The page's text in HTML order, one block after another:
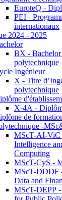
EuroteQ -
PEI -
internationaux
2024 - 2025
BX - Bachelor
polytechnique
Ingénieur
X - Titre
polytechnique
X-4A -
de
-
MScT-AI-
Intelligence
Computing
MScT-CyS -
MScT-DDDF
Data and
MScT-DEPP